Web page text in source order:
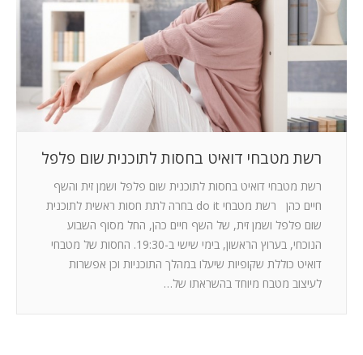
ניהול מוניטין
צור קשר
רשת מטבחי דואיט בחסות לתוכנית שום פלפל
רשת מטבחי דואיט בחסות לתוכנית שום פלפל ושמן זית והשף
חיים כהן רשת מטבחי do it בחרה לתת חסות ראשית לתוכנית
שום פלפל ושמן זית, של השף חיים כהן, החל מסוף השבוע
הנוכחי, בערוץ הראשון, בימי שישי ב-19:30. החסות של מטבחי
דואיט כוללת שקופיות שיעלו במהלך התוכניות וכן אפשרות
לעיצוב מטבח מיוחד בהשראתו של…